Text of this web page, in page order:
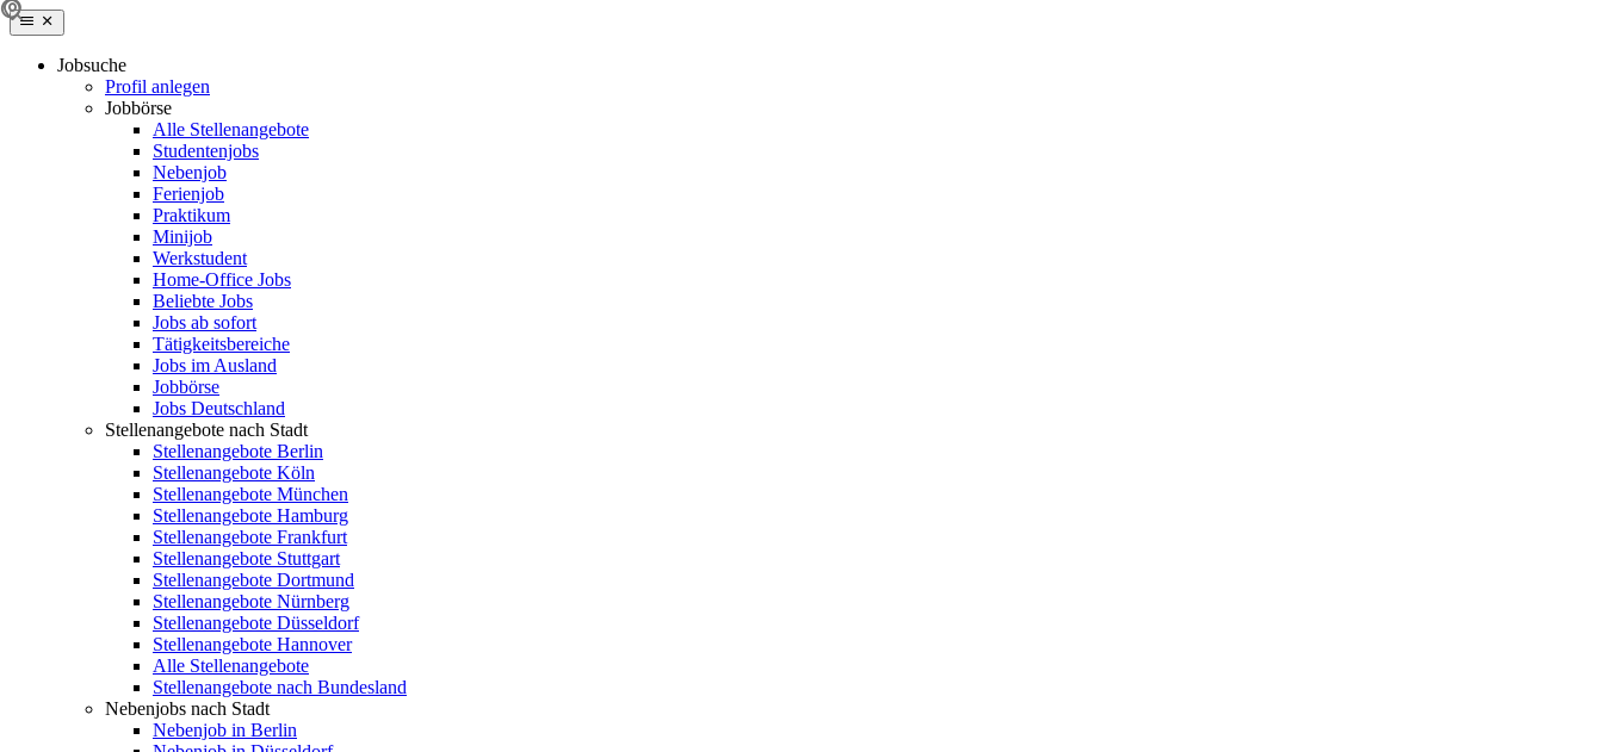
Jobsuche
Profil anlegen
Jobbörse
Alle Stellenangebote
Studentenjobs
Nebenjob
Ferienjob
Praktikum
Minijob
Werkstudent
Home-Office Jobs
Beliebte Jobs
Jobs ab sofort
Tätigkeitsbereiche
Jobs im Ausland
Jobbörse
Jobs Deutschland
Stellenangebote nach Stadt
Stellenangebote Berlin
Stellenangebote Köln
Stellenangebote München
Stellenangebote Hamburg
Stellenangebote Frankfurt
Stellenangebote Stuttgart
Stellenangebote Dortmund
Stellenangebote Nürnberg
Stellenangebote Düsseldorf
Stellenangebote Hannover
Alle Stellenangebote
Stellenangebote nach Bundesland
Nebenjobs nach Stadt
Nebenjob in Berlin